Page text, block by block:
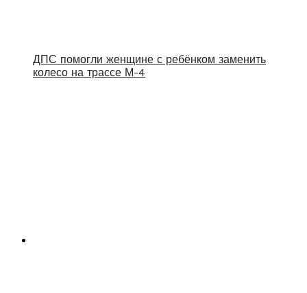
ДПС помогли женщине с ребёнком заменить
колесо на трассе М-4